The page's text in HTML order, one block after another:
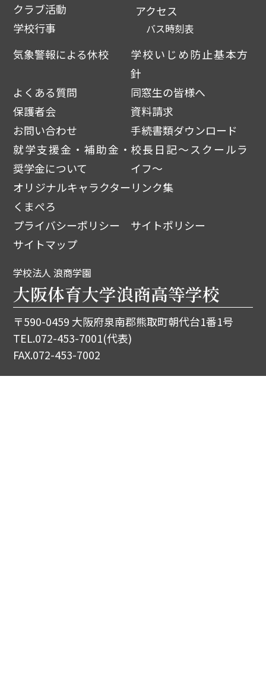
クラブ活動
学校行事
アクセス
バス時刻表
気象警報による休校
学校いじめ防止基本方
針
よくある質問
同窓生の皆様へ
保護者会
資料請求
お問い合わせ
手続書類ダウンロード
就学支援金・補助金・
奨学金について
校長日記～スクールラ
イフ～
オリジナルキャラクター
くまぺろ
リンク集
プライバシーポリシー
サイトポリシー
サイトマップ
学校法人 浪商学園
大阪体育大学浪商高等学校
〒590-0459 大阪府泉南郡熊取町朝代台1番1号
TEL.072-453-7001(代表)
FAX.072-453-7002